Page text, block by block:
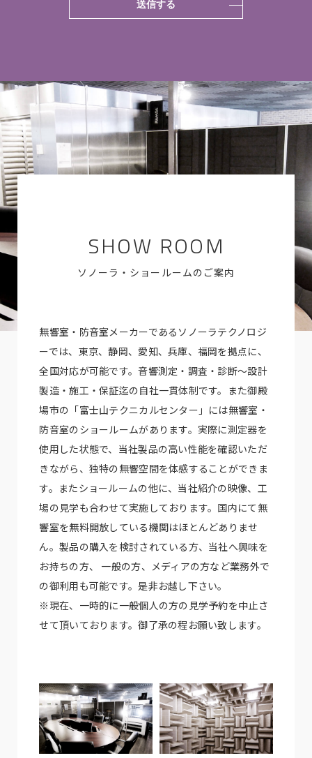
SHOW ROOM
ソノーラ・ショールームのご案内
無響室・防音室メーカーであるソノーラテクノロジ
ーでは、東京、静岡、愛知、兵庫、福岡を拠点に、
全国対応が可能です。音響測定・調査・診断～設計
製造・施工・保証迄の自社一貫体制です。また御殿
場市の「富士山テクニカルセンター」には無響室・
防音室のショールームがあります。実際に測定器を
使用した状態で、当社製品の高い性能を確認いただ
きながら、独特の無響空間を体感することができま
す。またショールームの他に、当社紹介の映像、工
場の見学も合わせて実施しております。国内にて無
響室を無料開放している機関はほとんどありませ
ん。製品の購入を検討されている方、当社へ興味を
お持ちの方、 一般の方、メディアの方など業務外で
の御利用も可能です。是非お越し下さい。
※現在、一時的に一般個人の方の見学予約を中止さ
せて頂いております。御了承の程お願い致します。